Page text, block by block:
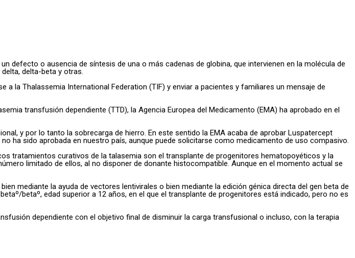
defecto o ausencia de síntesis de una o más cadenas de globina, que intervienen en la molécula de
delta-beta y otras.
a la Thalassemia International Federation (TIF) y enviar a pacientes y familiares un mensaje de
transfusión dependiente (TTD), la Agencia Europea del Medicamento (EMA) ha aprobado en el
y por lo tanto la sobrecarga de hierro. En este sentido la EMA acaba de aprobar Luspatercept
ha sido aprobada en nuestro país, aunque puede solicitarse como medicamento de uso compasivo.
tratamientos curativos de la talasemia son el transplante de progenitores hematopoyéticos y la
limitado de ellos, al no disponer de donante histocompatible. Aunque en el momento actual se
mediante la ayuda de vectores lentivirales o bien mediante la edición génica directa del gen beta de
betaº, edad superior a 12 años, en el que el transplante de progenitores está indicado, pero no es
dependiente con el objetivo final de disminuir la carga transfusional o incluso, con la terapia